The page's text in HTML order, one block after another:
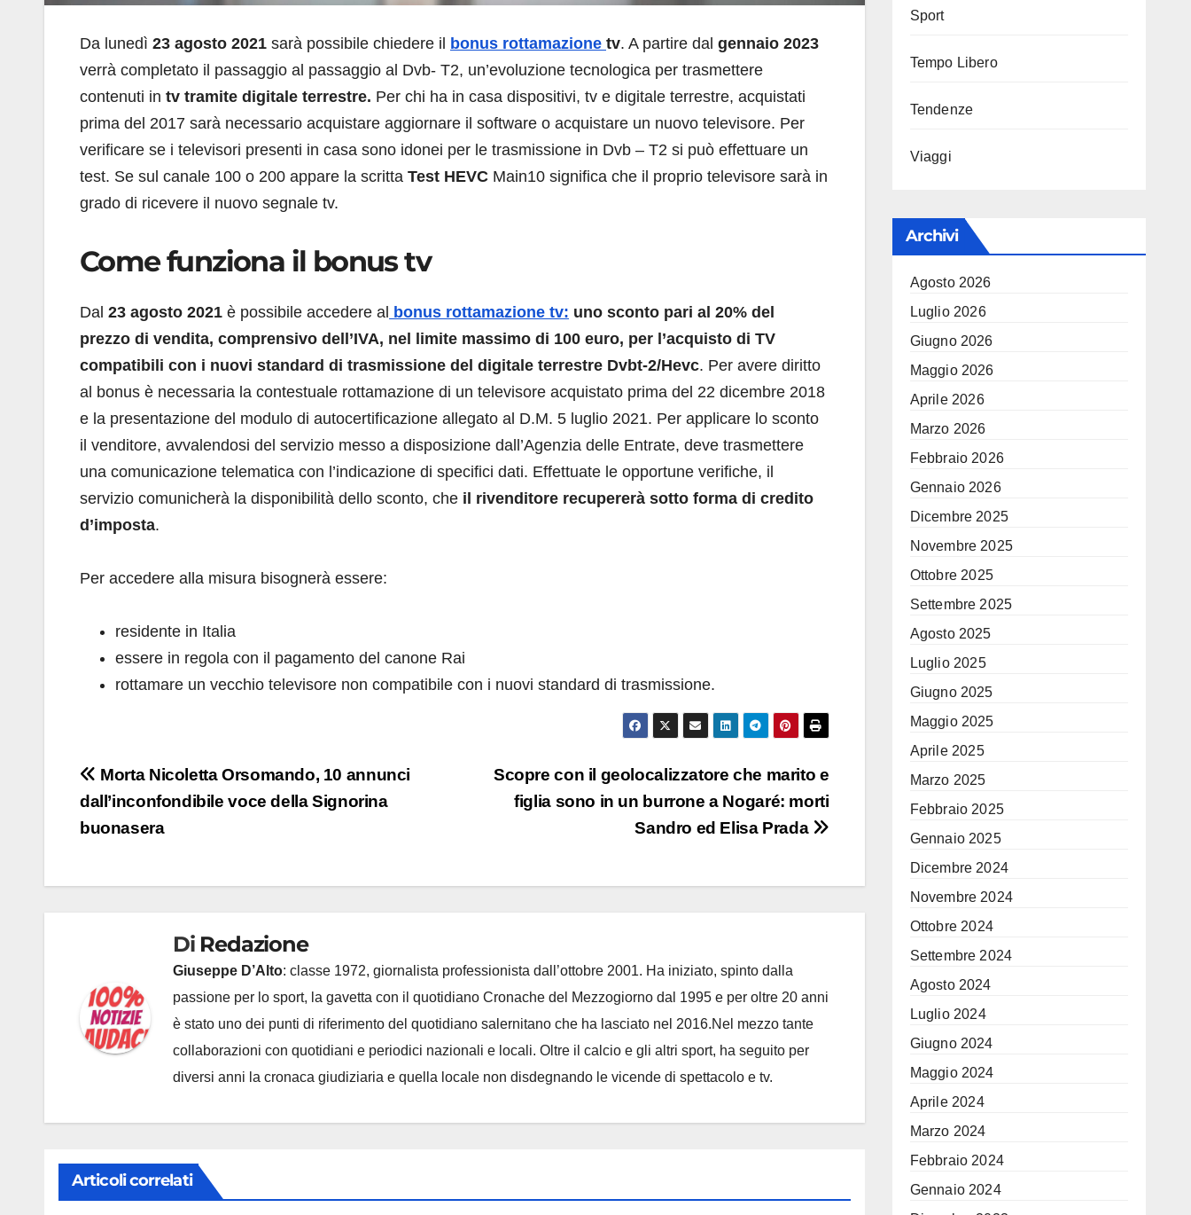
Da lunedì 23 agosto 2021 sarà possibile chiedere il bonus rottamazione tv. A partire dal gennaio 2023
verrà completato il passaggio al passaggio al Dvb- T2, un’evoluzione tecnologica per trasmettere
contenuti in tv tramite digitale terrestre. Per chi ha in casa dispositivi, tv e digitale terrestre, acquistati
prima del 2017 sarà necessario acquistare aggiornare il software o acquistare un nuovo televisore. Per
verificare se i televisori presenti in casa sono idonei per le trasmissione in Dvb – T2 si può effettuare un
test. Se sul canale 100 o 200 appare la scritta Test HEVC Main10 significa che il proprio televisore sarà in
grado di ricevere il nuovo segnale tv.
Come funziona il bonus tv
Dal 23 agosto 2021 è possibile accedere al bonus rottamazione tv: uno sconto pari al 20% del
prezzo di vendita, comprensivo dell’IVA, nel limite massimo di 100 euro, per l’acquisto di TV
compatibili con i nuovi standard di trasmissione del digitale terrestre Dvbt-2/Hevc. Per avere diritto
al bonus è necessaria la contestuale rottamazione di un televisore acquistato prima del 22 dicembre 2018
e la presentazione del modulo di autocertificazione allegato al D.M. 5 luglio 2021. Per applicare lo sconto
il venditore, avvalendosi del servizio messo a disposizione dall’Agenzia delle Entrate, deve trasmettere
una comunicazione telematica con l’indicazione di specifici dati. Effettuate le opportune verifiche, il
servizio comunicherà la disponibilità dello sconto, che il rivenditore recupererà sotto forma di credito
d’imposta.
Per accedere alla misura bisognerà essere:
residente in Italia
essere in regola con il pagamento del canone Rai
rottamare un vecchio televisore non compatibile con i nuovi standard di trasmissione.
Navigazione
articoli
Scopre con il geolocalizzatore che marito e
figlia sono in un burrone a Nogaré: morti
Sandro ed Elisa Prada
Morta Nicoletta Orsomando, 10 annunci
dall’inconfondibile voce della Signorina
buonasera
Di Redazione
Giuseppe D’Alto: classe 1972, giornalista professionista dall’ottobre 2001. Ha iniziato, spinto dalla
passione per lo sport, la gavetta con il quotidiano Cronache del Mezzogiorno dal 1995 e per oltre 20 anni
è stato uno dei punti di riferimento del quotidiano salernitano che ha lasciato nel 2016.Nel mezzo tante
collaborazioni con quotidiani e periodici nazionali e locali. Oltre il calcio e gli altri sport, ha seguito per
diversi anni la cronaca giudiziaria e quella locale non disdegnando le vicende di spettacolo e tv.
Articoli correlati
Sport
Tempo Libero
Tendenze
Viaggi
Archivi
Agosto 2026
Luglio 2026
Giugno 2026
Maggio 2026
Aprile 2026
Marzo 2026
Febbraio 2026
Gennaio 2026
Dicembre 2025
Novembre 2025
Ottobre 2025
Settembre 2025
Agosto 2025
Luglio 2025
Giugno 2025
Maggio 2025
Aprile 2025
Marzo 2025
Febbraio 2025
Gennaio 2025
Dicembre 2024
Novembre 2024
Ottobre 2024
Settembre 2024
Agosto 2024
Luglio 2024
Giugno 2024
Maggio 2024
Aprile 2024
Marzo 2024
Febbraio 2024
Gennaio 2024